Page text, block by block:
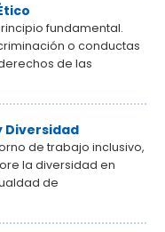
fundamental.
o conductas
de las
Diversidad
de trabajo inclusivo,
la diversidad en
de